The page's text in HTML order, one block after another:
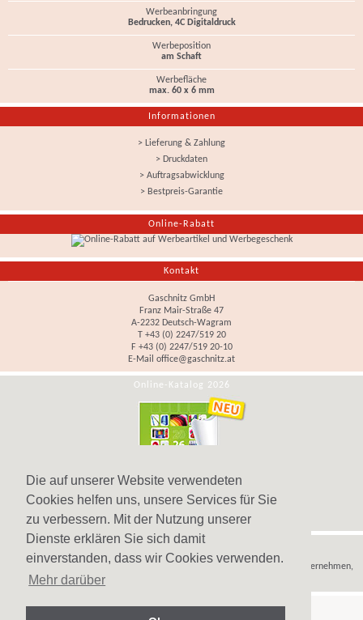
Die auf unserer Website verwendeten
Cookies helfen uns, unsere Services für Sie
zu verbessern. Mit der Nutzung unserer
Dienste erklären Sie sich damit
einverstanden, dass wir Cookies verwenden.
Mehr darüber
Werbeanbringung
Bedrucken, 4C Digitaldruck
Werbeposition
am Schaft
Werbefläche
max. 60 x 6 mm
Informationen
> Lieferung & Zahlung
> Druckdaten
> Auftragsabwicklung
> Bestpreis-Garantie
Online-Rabatt
Kontakt
Gaschnitz GmbH
Franz Mair-Straße 47
A-2232 Deutsch-Wagram
T +43 (0) 2247/519 20
F +43 (0) 2247/519 20-10
E-Mail office@gaschnitz.at
Online-Katalog 2026
Hinweis
Werbeartikel
nur an Unternehmen,